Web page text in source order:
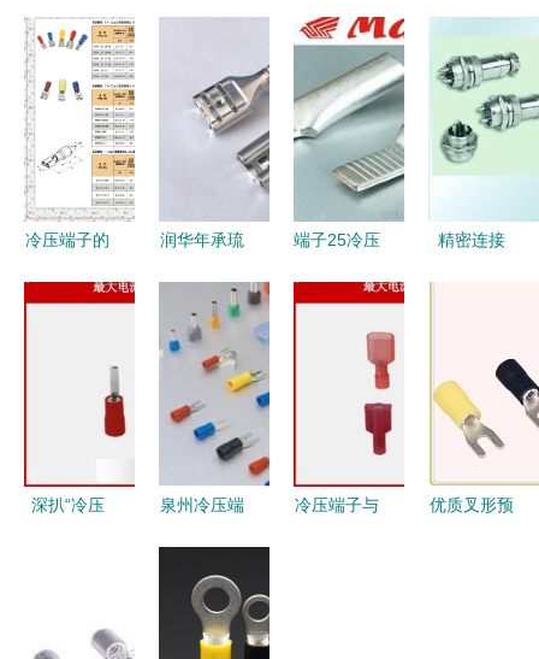
冷压端子的
缘端头为例
润华年承琉
子 精密接
插的硬核之
端子25冷压
商、价格与
市场策略解
精密连接
冷压端子详
解
深扒“冷压
秘奥飞在片
泉州冷压端
产厂家与价
格全解析
冷压端子与
优质叉形预